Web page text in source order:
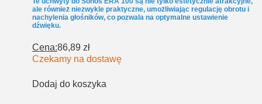
ale również niezwykle praktyczne, umożliwiając regulację obrotu i
nachylenia głośników, co pozwala na optymalne ustawienie
dźwięku.
Cena:86,89 zł
Czekamy na dostawę
Dodaj do koszyka